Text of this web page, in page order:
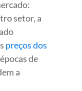
setor, a
preços dos
de
a